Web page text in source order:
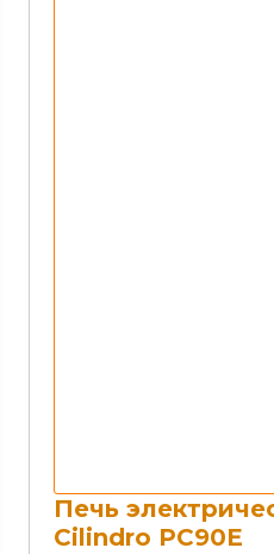
Печь
Cilindro PC90E